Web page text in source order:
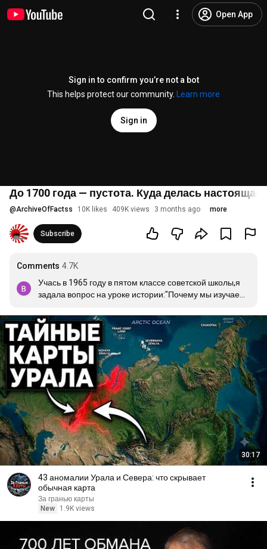
Open App
Sign in to confirm you’re not a bot
This helps protect our community.
Learn more
Sign in
До 1700 года — пустота. Куда делась настоящая
@ArchiveOfFactss 10K likes 409K views 3 months ago more
Subscribe
Comments 4.7K
Учась в 1965 году в пятом классе советской школы,я
задала вопрос на уроке истории:"Почему мы изучаем
интересно,как жили в эти века  здесь мои
предки?"Увлекалась тогда русскими сказками, читала
про красных девиц в теремах,фараоны меня как - то
не впечатляли😂 Мне было сказано на это,чтоб не
мешала вести урок,иначе поведение  двойка
...Естественно, больше вопросов задавать желание
пропало,у одноклассников тоже...Вот так с детства
направляют в ту историю,что удобна власти.
30:17
43 аномалии Урала и Севера: что скрывает
обычная карта
За гранью карты
New
1.9K views